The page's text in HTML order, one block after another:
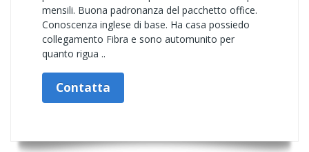
mensili. Buona padronanza del pacchetto office.
Conoscenza inglese di base. Ha casa possiedo
collegamento Fibra e sono automunito per
quanto rigua ..
Contatta